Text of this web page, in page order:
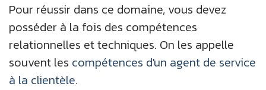
Pour réussir dans ce domaine, vous devez
posséder à la fois des compétences
relationnelles et techniques. On les appelle
souvent les compétences d'un agent de service
à la clientèle.